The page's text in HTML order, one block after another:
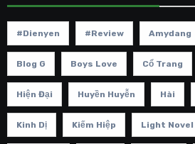
#dienyen #review Amydang
Blog G Boys Love Cổ Trang
Hiện Đại Huyền Huyễn Hài
Kinh Dị Kiếm Hiệp Light Novel